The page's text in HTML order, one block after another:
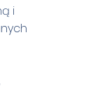
i